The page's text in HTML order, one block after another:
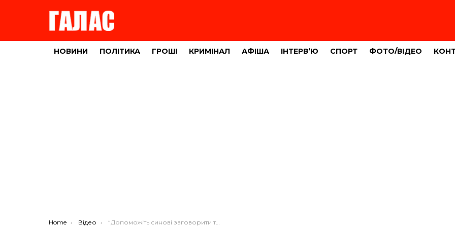
НОВИНИ ПОЛІТИКА ГРОШІ КРИМІНАЛ АФІША ІНТЕРВ’Ю СПОРТ ФОТО/ВІДЕО
You are here:
Home Відео “Допоможіть синові заговорити та позбутися болю”, – благає небайдужих тернополянка (ВІДЕО)